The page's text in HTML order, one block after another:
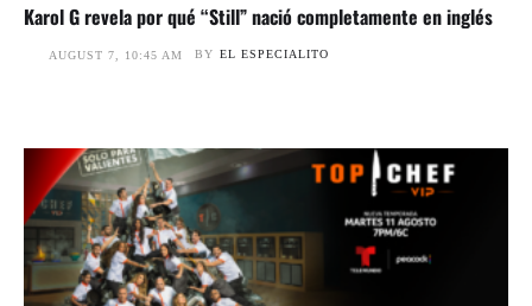
Karol G revela por qué “Still” nació completamente en inglés
AUGUST 7, 10:45 AM BY EL ESPECIALITO